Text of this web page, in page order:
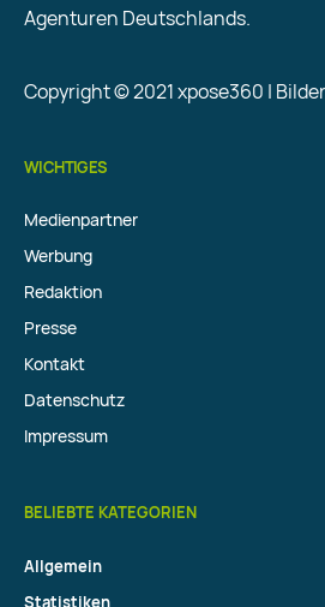
Agenturen Deutschlands.
Copyright © 2021 xpose360 |
WICHTIGES
Medienpartner
Werbung
Redaktion
Presse
Kontakt
Datenschutz
Impressum
BELIEBTE KATEGORIEN
Allgemein
Statistiken